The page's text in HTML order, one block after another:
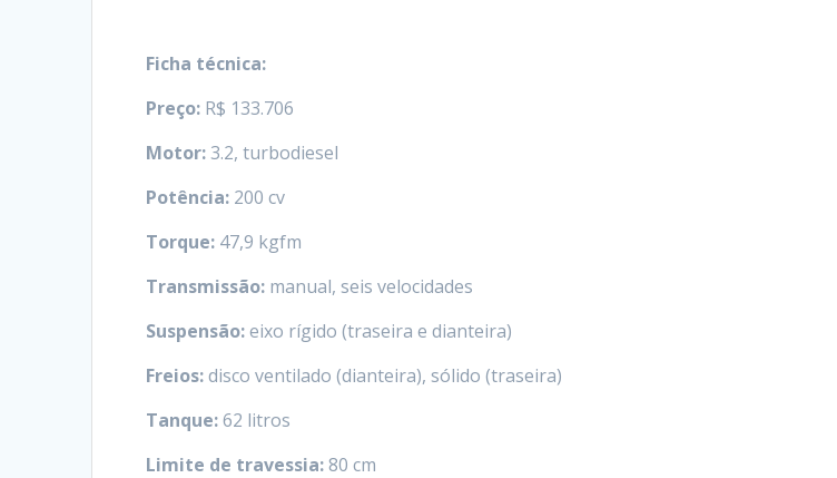
Ficha técnica:
Preço: R$ 133.706
Motor:3.2, turbodiesel
Potência: 200 cv
Torque: 47,9 kgfm
Transmissão: manual, seis velocidades
Suspensão:eixo rígido (traseira e dianteira)
Freios:disco ventilado (dianteira), sólido (traseira)
Tanque:62 litros
Limite de travessia:80 cm